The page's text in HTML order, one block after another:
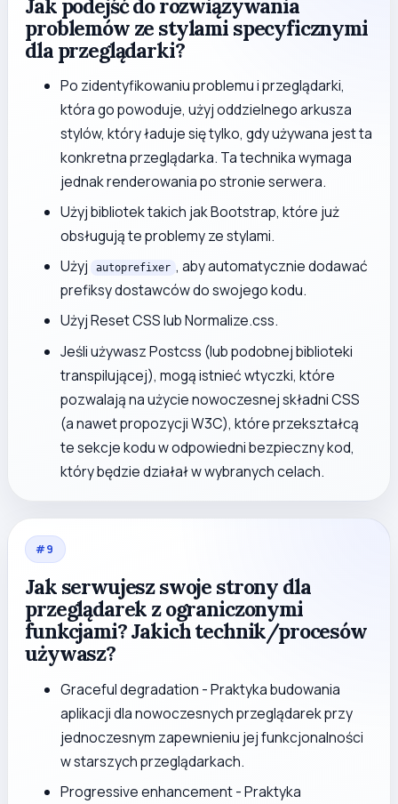
Jak podejść do rozwiązywania
problemów ze stylami specyficznymi
dla przeglądarki?
Po zidentyfikowaniu problemu i przeglądarki,
która go powoduje, użyj oddzielnego arkusza
stylów, który ładuje się tylko, gdy używana jest ta
konkretna przeglądarka. Ta technika wymaga
jednak renderowania po stronie serwera.
Użyj bibliotek takich jak Bootstrap, które już
obsługują te problemy ze stylami.
Użyj
autoprefixer , aby automatycznie dodawać
prefiksy dostawców do swojego kodu.
Użyj Reset CSS lub Normalize.css.
Jeśli używasz Postcss (lub podobnej biblioteki
transpilującej), mogą istnieć wtyczki, które
pozwalają na użycie nowoczesnej składni CSS
(a nawet propozycji W3C), które przekształcą
te sekcje kodu w odpowiedni bezpieczny kod,
który będzie działał w wybranych celach.
#9
Jak serwujesz swoje strony dla
przeglądarek z ograniczonymi
funkcjami? Jakich technik/procesów
używasz?
Graceful degradation - Praktyka budowania
aplikacji dla nowoczesnych przeglądarek przy
jednoczesnym zapewnieniu jej funkcjonalności
w starszych przeglądarkach.
Progressive enhancement - Praktyka